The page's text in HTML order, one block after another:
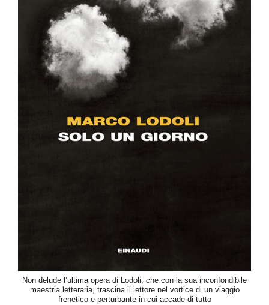
Non delude l’ultima opera di Lodoli, che con la sua inconfondibile
maestria letteraria, trascina il lettore nel vortice di un viaggio
frenetico e perturbante in cui accade di tutto